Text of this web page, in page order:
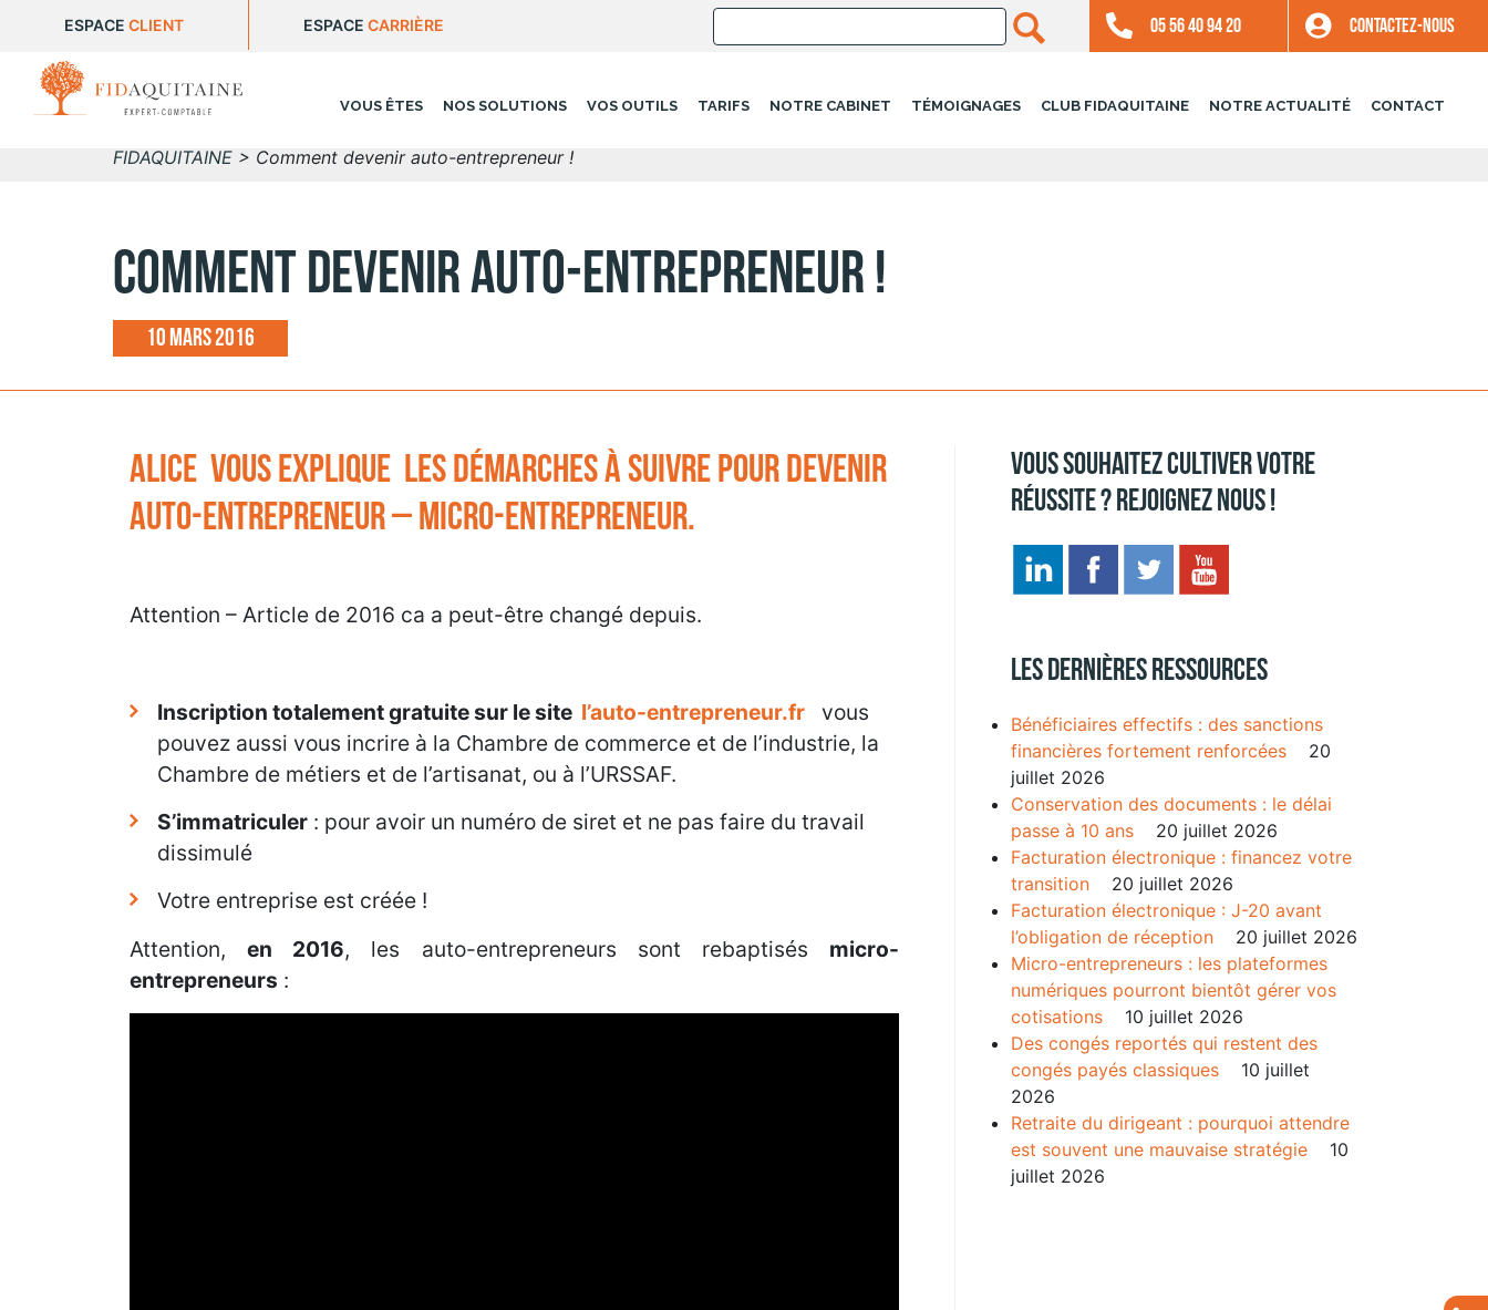
ESPACE CLIENT ESPACE CARRIÈRE 05 56 40 94 20 CONTACTEZ-NOUS
VOUS ÊTES NOS SOLUTIONS VOS OUTILS TARIFS NOTRE CABINET TÉMOIGNAGES CLUB FIDAQUITAINE NOTRE ACTUALITÉ CONTACT
FIDAQUITAINE > Comment devenir auto-entrepreneur !
Comment devenir auto-entrepreneur !
10 mars 2016
Alice vous explique les démarches à suivre pour devenir
auto-entrepreneur – micro-entrepreneur.
Attention – Article de 2016 ca a peut-être changé depuis.
Inscription totalement gratuite sur le site l’auto-entrepreneur.fr vous
pouvez aussi vous incrire à la Chambre de commerce et de l’industrie, la
Chambre de métiers et de l’artisanat, ou à l’URSSAF.
S’immatriculer : pour avoir un numéro de siret et ne pas faire du travail
dissimulé
Votre entreprise est créée !
Attention,en 2016, les auto-entrepreneurs sont rebaptisés micro-
entrepreneurs :
Vous souhaitez cultiver votre
réussite ? Rejoignez nous !
Les dernières ressources
Bénéficiaires effectifs : des sanctions
financières fortement renforcées
20
juillet 2026
Conservation des documents : le délai
passe à 10 ans
20 juillet 2026
Facturation électronique : financez votre
transition
20 juillet 2026
Facturation électronique : J-20 avant
l’obligation de réception
20 juillet 2026
Micro-entrepreneurs : les plateformes
numériques pourront bientôt gérer vos
cotisations
10 juillet 2026
Des congés reportés qui restent des
congés payés classiques
10 juillet
2026
Retraite du dirigeant : pourquoi attendre
est souvent une mauvaise stratégie
10
juillet 2026